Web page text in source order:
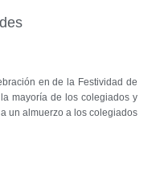
en de la Festividad de
mayoría de los colegiados y
un almuerzo a los colegiados